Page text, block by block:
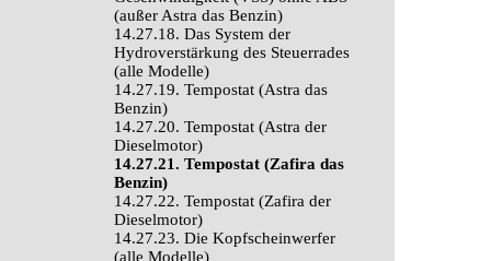
(außer Astra das Benzin)
14.27.18. Das System der
Hydroverstärkung des Steuerrades
(alle Modelle)
14.27.19. Tempostat (Astra das
Benzin)
14.27.20. Tempostat (Astra der
Dieselmotor)
14.27.21. Tempostat (Zafira das
Benzin)
14.27.22. Tempostat (Zafira der
Dieselmotor)
14.27.23. Die Kopfscheinwerfer
(alle Modelle)